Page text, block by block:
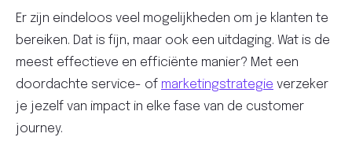
Er zijn eindeloos veel mogelijkheden om je klanten te
bereiken. Dat is fijn, maar ook een uitdaging. Wat is de
meest effectieve en efficiënte manier? Met een
doordachte service- of marketingstrategie verzeker
je jezelf van impact in elke fase van de customer
journey.